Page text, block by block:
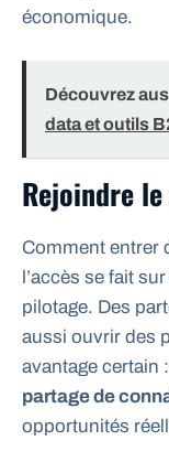
économique.
Découvrez
data et outils
Rejoindre
Comment entrer
l’accès se fait sur
pilotage. Des
aussi ouvrir des
avantage certain
partage de
opportunités